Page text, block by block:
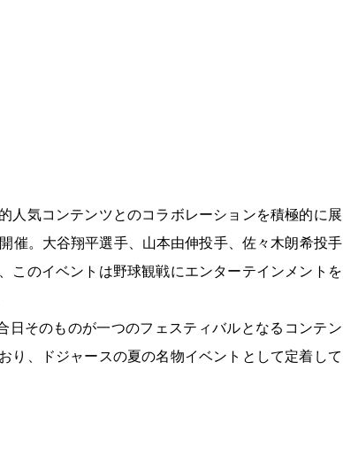
人気コンテンツとのコラボレーションを積極的に展
催。大谷翔平選手、山本由伸投手、佐々木朗希投手
このイベントは野球観戦にエンターテインメントを
日そのものが一つのフェスティバルとなるコンテン
り、ドジャースの夏の名物イベントとして定着して